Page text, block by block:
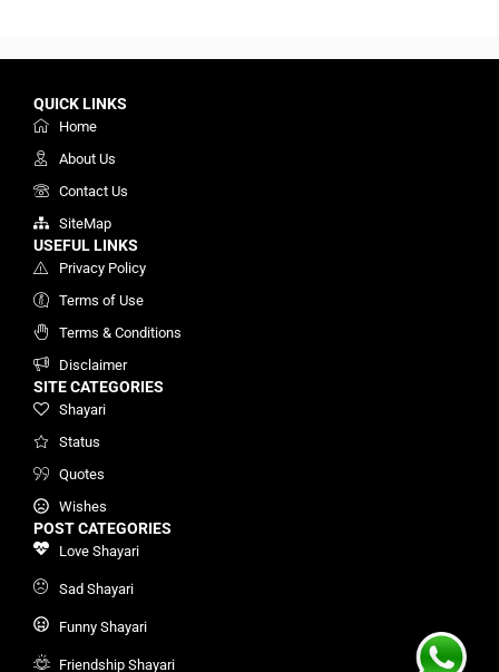
QUICK LINKS
Home
About Us
Contact Us
SiteMap
USEFUL LINKS
Privacy Policy
Terms of Use
Terms & Conditions
Disclaimer
SITE CATEGORIES
Shayari
Status
Quotes
Wishes
POST CATEGORIES
Love Shayari
Sad Shayari
Funny Shayari
Friendship Shayari